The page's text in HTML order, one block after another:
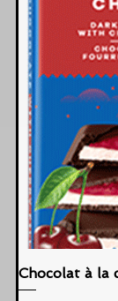
Chocolat à la